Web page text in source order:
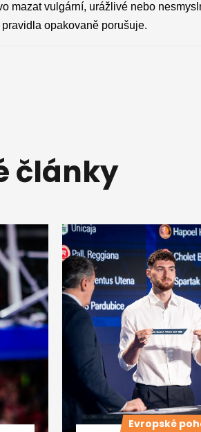
mazat vulgární, urážlivé nebo
opakovaně porušuje.
články
Evropské